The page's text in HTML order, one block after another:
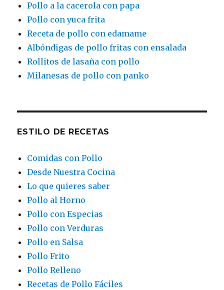
Pollo a la cacerola con papa
Pollo con yuca frita
Receta de pollo con edamame
Albóndigas de pollo fritas con ensalada
Rollitos de lasaña con pollo
Milanesas de pollo con panko
ESTILO DE RECETAS
Comidas con Pollo
Desde Nuestra Cocina
Lo que quieres saber
Pollo al Horno
Pollo con Especias
Pollo con Verduras
Pollo en Salsa
Pollo Frito
Pollo Relleno
Recetas de Pollo Fáciles